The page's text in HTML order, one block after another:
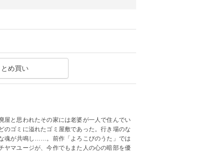
め買い
屋と思われたその家には老婆が一人で住んでい
のゴミに溢れたゴミ屋敷であった。行き場のな
魂が共鳴し……。前作「よろこびのうた」では
ヤマユージが、今作でもまた人の心の暗部を優